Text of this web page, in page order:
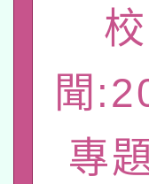
「
pilot」
薪期
轉知
業技
115
聞
專